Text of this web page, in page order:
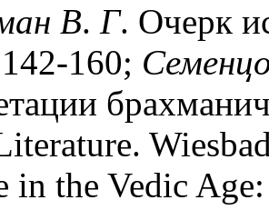
В. Г. Очерк
160;
in the Vedic